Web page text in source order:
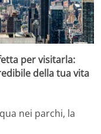
per visitarla:
della tua vita
nei parchi, la